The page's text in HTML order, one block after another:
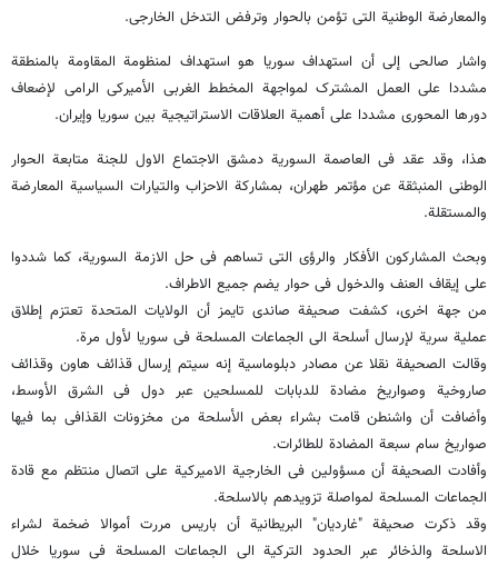
والمعارضة الوطنیة التی تؤمن بالحوار وترفض التدخل الخارجی.
واشار صالحی إلى أن استهداف سوریا هو استهداف لمنظومة المقاومة بالمنطقة
مشددا على العمل المشترک لمواجهة المخطط الغربی الأمیرکی الرامی لإضعاف
دورها المحوری مشددا على أهمیة العلاقات الاستراتیجیة بین سوریا وإیران.
هذا، وقد عقد فی العاصمة السوریة دمشق الاجتماع الاول للجنة متابعة الحوار
الوطنی المنبثقة عن مؤتمر طهران، بمشارکة الاحزاب والتیارات السیاسیة المعارضة
والمستقلة.
وبحث المشارکون الأفکار والرؤى التی تساهم فی حل الازمة السوریة، کما شددوا
على إیقاف العنف والدخول فی حوار یضم جمیع الاطراف.
من جهة اخرى، کشفت صحیفة صاندی تایمز أن الولایات المتحدة تعتزم إطلاق
عملیة سریة لإرسال أسلحة الى الجماعات المسلحة فی سوریا لأول مرة.
وقالت الصحیفة نقلا عن مصادر دبلوماسیة إنه سیتم إرسال قذائف هاون وقذائف
صاروخیة وصواریخ مضادة للدبابات للمسلحین عبر دول فی الشرق الأوسط،
وأضافت أن واشنطن قامت بشراء بعض الأسلحة من مخزونات القذافی بما فیها
صواریخ سام سبعة المضادة للطائرات.
وأفادت الصحیفة أن مسؤولین فی الخارجیة الامیرکیة على اتصال منتظم مع قادة
الجماعات المسلحة لمواصلة تزویدهم بالاسلحة.
وقد ذکرت صحیفة "غاردیان" البریطانیة أن باریس مررت أموالا ضخمة لشراء
الاسلحة والذخائر عبر الحدود الترکیة الى الجماعات المسلحة فی سوریا خلال